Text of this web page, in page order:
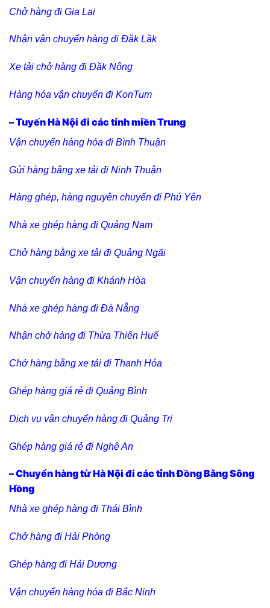
Chở hàng đi Gia Lai
Nhận vận chuyển hàng đi Đăk Lăk
Xe tải chở hàng đi Đăk Nông
Hàng hóa vận chuyển đi KonTum
– Tuyến Hà Nội đi các tỉnh miền Trung
Vận chuyển hàng hóa đi Bình Thuận
Gửi hàng bằng xe tải đi Ninh Thuận
Hàng ghép, hàng nguyên chuyến đi Phú Yên
Nhà xe ghép hàng đi Quảng Nam
Chở hàng bằng xe tải đi Quảng Ngãi
Vận chuyển hàng đi Khánh Hòa
Nhà xe ghép hàng đi Đà Nẵng
Nhận chở hàng đi Thừa Thiên Huế
Chở hàng bằng xe tải đi Thanh Hóa
Ghép hàng giá rẻ đi Quảng Bình
Dịch vụ vận chuyển hàng đi Quảng Trị
Ghép hàng giá rẻ đi Nghệ An
– Chuyển hàng từ Hà Nội đi các tỉnh Đồng Bằng Sông
Hồng
Nhà xe ghép hàng đi Thái Bình
Chở hàng đi Hải Phòng
Ghép hàng đi Hải Dương
Vận chuyển hàng hóa đi Bắc Ninh